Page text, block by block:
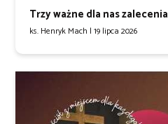
Trzy ważne dla nas zalecenia
ks. Henryk Mach | 19 lipca 2026